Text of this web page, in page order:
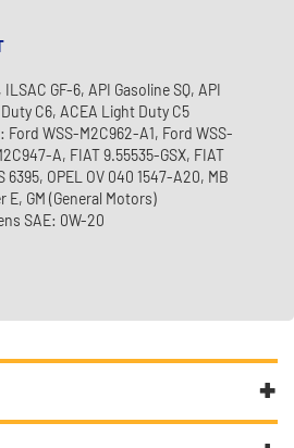
GF-6, API Gasoline SQ, API
C6, ACEA Light Duty C5
WSS-M2C962-A1, Ford WSS-
A, FIAT 9.55535-GSX, FIAT
6395, OPEL OV 040 1547-A20, MB
GM (General Motors)
SAE: 0W-20